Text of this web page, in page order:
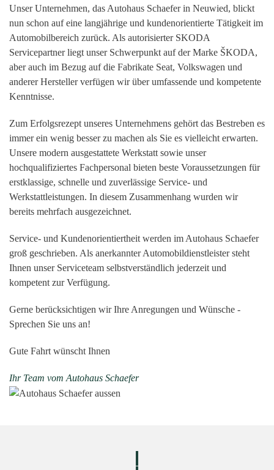
Unser Unternehmen, das Autohaus Schaefer in Neuwied, blickt
nun schon auf eine langjährige und kundenorientierte Tätigkeit im
Automobilbereich zurück. Als autorisierter SKODA
Servicepartner liegt unser Schwerpunkt auf der Marke ŠKODA,
aber auch im Bezug auf die Fabrikate Seat, Volkswagen und
anderer Hersteller verfügen wir über umfassende und kompetente
Kenntnisse.
Zum Erfolgsrezept unseres Unternehmens gehört das Bestreben es
immer ein wenig besser zu machen als Sie es vielleicht erwarten.
Unsere modern ausgestattete Werkstatt sowie unser
hochqualifiziertes Fachpersonal bieten beste Voraussetzungen für
erstklassige, schnelle und zuverlässige Service- und
Werkstattleistungen. In diesem Zusammenhang wurden wir
bereits mehrfach ausgezeichnet.
Service- und Kundenorientiertheit werden im Autohaus Schaefer
groß geschrieben. Als anerkannter Automobildienstleister steht
Ihnen unser Serviceteam selbstverständlich jederzeit und
kompetent zur Verfügung.
Gerne berücksichtigen wir Ihre Anregungen und Wünsche -
Sprechen Sie uns an!
Gute Fahrt wünscht Ihnen
Ihr Team vom Autohaus Schaefer